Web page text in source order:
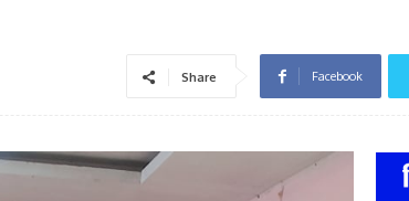
Share Facebook